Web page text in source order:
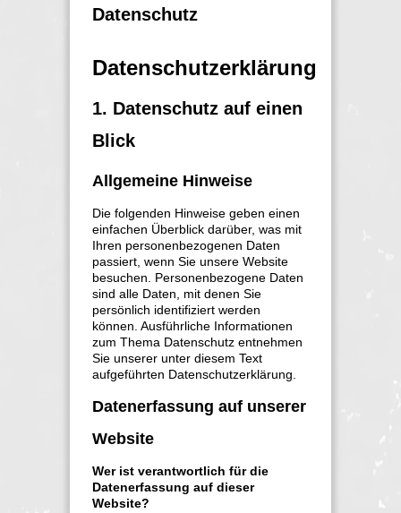
Datenschutz
Datenschutzerklärung
1. Datenschutz auf einen
Blick
Allgemeine Hinweise
Die folgenden Hinweise geben einen
einfachen Überblick darüber, was mit
Ihren personenbezogenen Daten
passiert, wenn Sie unsere Website
besuchen. Personenbezogene Daten
sind alle Daten, mit denen Sie
persönlich identifiziert werden
können. Ausführliche Informationen
zum Thema Datenschutz entnehmen
Sie unserer unter diesem Text
aufgeführten Datenschutzerklärung.
Datenerfassung auf unserer
Website
Wer ist verantwortlich für die
Datenerfassung auf dieser
Website?